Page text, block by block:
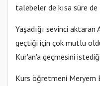
talebeler de kısa süre de
Yaşadığı sevinci
geçtiği için çok mutlu
Kur'an'a geçmesini
Kurs öğretmeni Meryem